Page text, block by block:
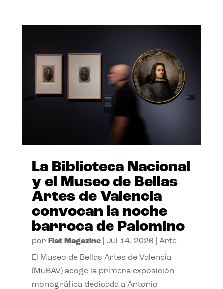
La Biblioteca Nacional
y el Museo de Bellas
Artes de Valencia
convocan la noche
barroca de Palomino
por Flat Magazine| Jul 14, 2026 Arte
El Museo de Bellas Artes de Valencia
(MuBAV) acoge la primera exposición
monográfica dedicada a Antonio